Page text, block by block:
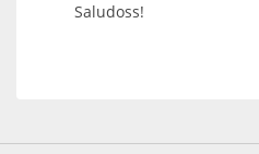
Saludoss!